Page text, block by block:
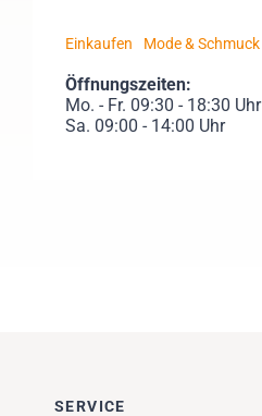
Einkaufen Mode & Schmuck
Öffnungszeiten:
Mo. - Fr. 09:30 - 18:30 Uhr
Sa. 09:00 - 14:00 Uhr
SERVICE